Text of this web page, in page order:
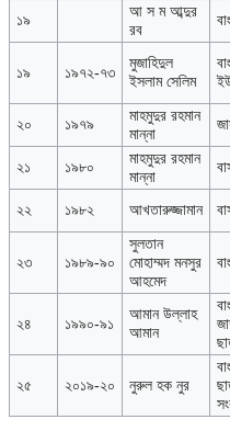
১৯
আ স ম আব্দুর
রব
১৯ ১৯৭২-৭৩
মুজাহিদুল
ইসলাম সেলিম
২০
১৯৭৯
মাহমুদুর রহমান
মান্না
২১
১৯৮০
মাহমুদুর রহমান
মান্না
২২
১৯৮২ আখতারুজ্জামান
২৩ ১৯৮৯-৯০
সুলতান
মোহাম্মদ মনসুর
আহমেদ
২৪ ১৯৯০-৯১
আমান উল্লাহ
আমান
২৫ ২০১৯-২০ নুরুল হক নুর